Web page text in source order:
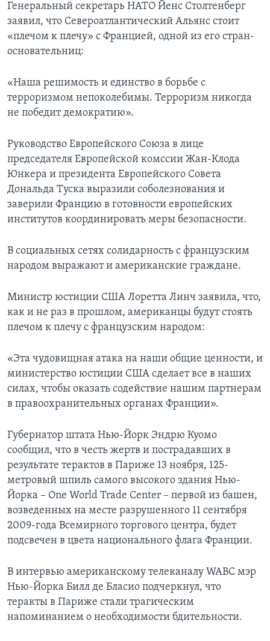
Генеральный секретарь НАТО Йенс Столтенберг
заявил, что Североатлантический Альянс стоит
«плечом к плечу» с Францией, одной из его стран-
основательниц:
«Наша решимость и единство в борьбе с
терроризмом непоколебимы. Терроризм никогда
не победит демократию».
Руководство Европейского Союза в лице
председателя Европейской комссии Жан-Клода
Юнкера и президента Европейского Совета
Дональда Туска выразили соболезнования и
заверили Францию в готовности европейских
институтов координировать меры безопасности.
В социальных сетях солидарность с французским
народом выражают и американские граждане.
Министр юстиции США Лоретта Линч заявила, что,
как и не раз в прошлом, американцы будут стоять
плечом к плечу с французским народом:
«Эта чудовищная атака на наши общие ценности, и
министерство юстиции США сделает все в наших
силах, чтобы оказать содействие нашим партнерам
в правоохранительных органах Франции».
Губернатор штата Нью-Йорк Эндрю Куомо
сообщил, что в честь жертв и пострадавших в
результате терактов в Париже 13 ноября, 125-
метровый шпиль самого высокого здания Нью-
Йорка – One World Trade Center – первой из башен,
возведенных на месте разрушенного 11 сентября
2009-года Всемирного торгового центра, будет
подсвечен в цвета национального флага Франции.
В интервью американскому телеканалу WABC мэр
Нью-Йорка Билл де Бласио подчеркнул, что
теракты в Париже стали трагическим
напоминанием о необходимости бдительности.